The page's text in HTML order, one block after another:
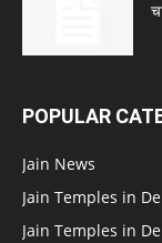
POPULAR
Jain News
Jain Temples in
Jain Temples in